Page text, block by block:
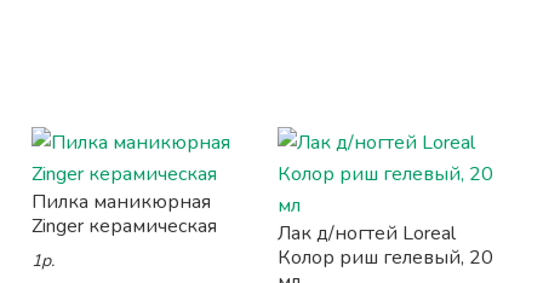
Пилка маникюрная
Zinger керамическая
1р.
Лак д/ногтей Loreal
Колор риш гелевый, 20